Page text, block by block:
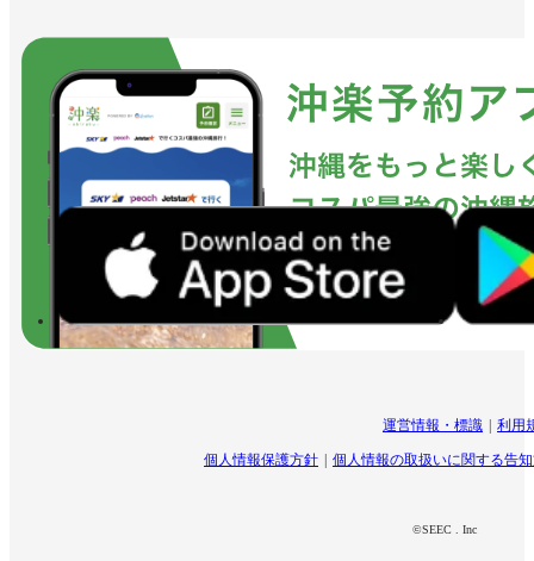
運営情報・標識 利用
個人情報保護方針 個人情報の取扱いに関する告
©SEEC . Inc